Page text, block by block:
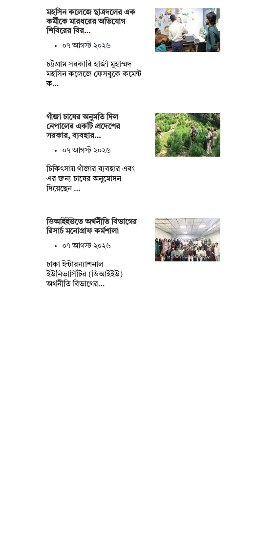
মহসিন কলেজে ছাত্রদলের এক
কর্মীকে মারধরের অভিযোগ
শিবিরের বির…
০৭ আগস্ট ২০২৬
চট্টগ্রাম সরকারি হাজী মুহাম্মদ
মহসিন কলেজে ফেসবুকে কমেন্ট
ক…
গাঁজা চাষের অনুমতি দিল
নেপালের একটি প্রদেশের
সরকার, ব্যবহার…
০৭ আগস্ট ২০২৬
চিকিৎসায় গাঁজার ব্যবহার এবং
এর জন্য চাষের অনুমোদন
দিয়েছেন …
ডিআইইউতে অর্থনীতি বিভাগের
রিসার্চ মনোগ্রাফ কর্মশালা
০৭ আগস্ট ২০২৬
ঢাকা ইন্টারন্যাশনাল
ইউনিভার্সিটির (ডিআইইউ)
অর্থনীতি বিভাগের…